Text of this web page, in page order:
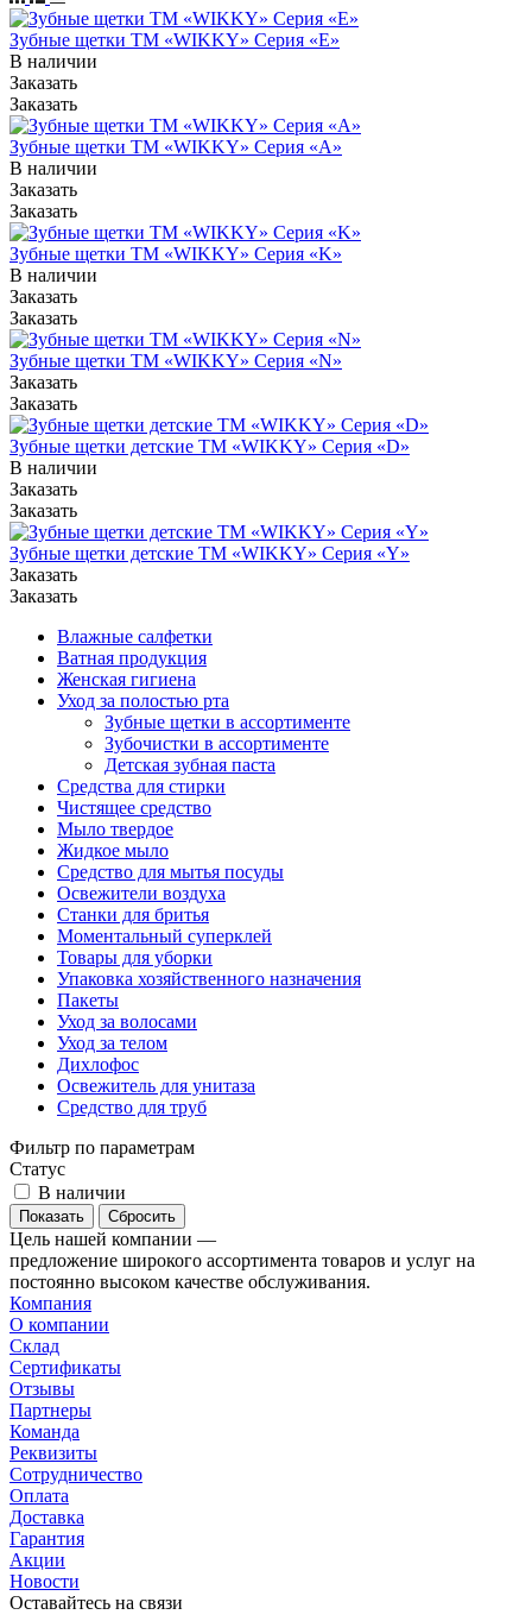
Зубные щетки ТМ «WIKKY» Серия «Е»
В наличии
Заказать
Заказать
Зубные щетки ТМ «WIKKY» Серия «А»
В наличии
Заказать
Заказать
Зубные щетки ТМ «WIKKY» Серия «K»
В наличии
Заказать
Заказать
Зубные щетки ТМ «WIKKY» Серия «N»
Заказать
Заказать
Зубные щетки детские ТМ «WIKKY» Серия «D»
В наличии
Заказать
Заказать
Зубные щетки детские ТМ «WIKKY» Серия «Y»
Заказать
Заказать
Влажные салфетки
Ватная продукция
Женская гигиена
Уход за полостью рта
Зубные щетки в ассортименте
Зубочистки в ассортименте
Детская зубная паста
Средства для стирки
Чистящее средство
Мыло твердое
Жидкое мыло
Средство для мытья посуды
Освежители воздуха
Станки для бритья
Моментальный суперклей
Товары для уборки
Упаковка хозяйственного назначения
Пакеты
Уход за волосами
Уход за телом
Дихлофос
Освежитель для унитаза
Средство для труб
Фильтр по параметрам
Статус
В наличии
Сбросить
Цель нашей компании —
предложение широкого ассортимента товаров и услуг на
постоянно высоком качестве обслуживания.
Компания
О компании
Склад
Сертификаты
Отзывы
Партнеры
Команда
Реквизиты
Сотрудничество
Оплата
Доставка
Гарантия
Акции
Новости
Оставайтесь на связи